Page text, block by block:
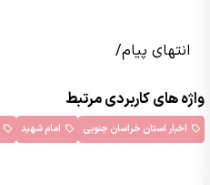
انتهای پیام/
واژه های کاربردی مرتبط
اخبار استان خراسان جنوبی امام شهید